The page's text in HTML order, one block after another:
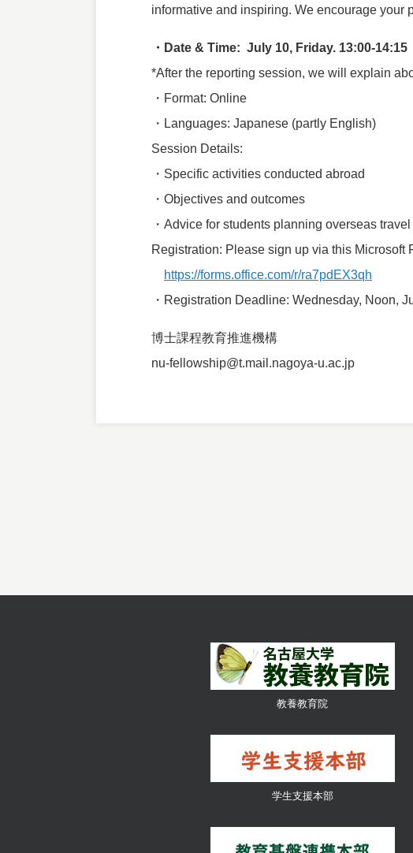
informative and inspiring. We encourage your
・Date & Time: July 10, Friday. 13:00-14:15
*After the reporting session, we will explain
・Format: Online
・Languages: Japanese (partly English)
Session Details:
・Specific activities conducted abroad
・Objectives and outcomes
・Advice for students planning overseas
Registration: Please sign up via this Microsoft
https://forms.office.com/r/ra7pdEX3qh
・Registration Deadline: Wednesday, Noon,
博士課程教育推進機構
nu-fellowship@t.mail.nagoya-u.ac.jp
教養教育院
学生支援本部